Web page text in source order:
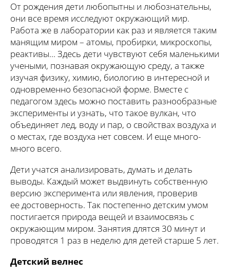
От рождения дети любопытны и любознательны,
они все время исследуют окружающий мир.
Работа же в лаборатории как раз и является таким
манящим миром – атомы, пробирки, микроскопы,
реактивы... Здесь дети чувствуют себя маленькими
учеными, познавая окружающую среду, а также
изучая физику, химию, биологию в интересной и
одновременно безопасной форме. Вместе с
педагогом здесь можно поставить разнообразные
эксперименты и узнать, что такое вулкан, что
объединяет лед, воду и пар, о свойствах воздуха и
о местах, где воздуха нет совсем. И еще много-
много всего.
Дети учатся анализировать, думать и делать
выводы. Каждый может выдвинуть собственную
версию эксперимента или явления, проверив
ее достоверность. Так постепенно детским умом
постигается природа вещей и взаимосвязь с
окружающим миром. Занятия длятся 30 минут и
проводятся 1 раз в неделю для детей старше 5 лет.
Детский велнес